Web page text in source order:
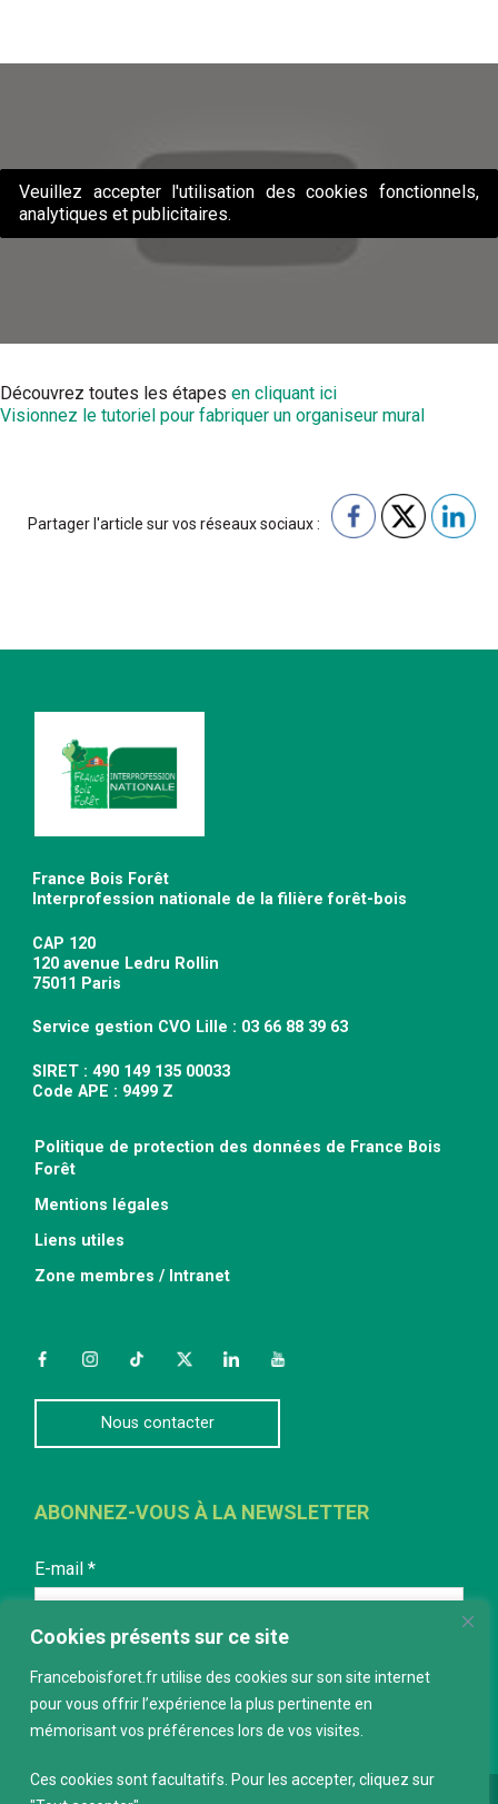
Cookies présents sur ce site
Franceboisforet.fr utilise des cookies sur son site internet
pour vous offrir l’expérience la plus pertinente en
mémorisant vos préférences lors de vos visites.
Ces cookies sont facultatifs. Pour les accepter, cliquez sur
Veuillez accepter l'utilisation des cookies fonctionnels,
analytiques et publicitaires.
Découvrez toutes les étapes en cliquant ici
Visionnez le tutoriel pour fabriquer un organiseur mural
Partager l'article sur vos réseaux sociaux :
France Bois Forêt
Interprofession nationale de la filière forêt-bois
CAP 120
120 avenue Ledru Rollin
75011 Paris
Service gestion CVO Lille : 03 66 88 39 63
SIRET : 490 149 135 00033
Code APE : 9499 Z
Politique de protection des données de France Bois
Forêt
Mentions légales
Liens utiles
Zone membres / Intranet
FacebookInstagramTikTokTwitterLinkedInYouTube
Nous contacter
ABONNEZ-VOUS À LA NEWSLETTER
E-mail *